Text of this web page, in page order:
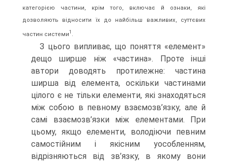
категорією частини, крім того, включає й ознаки, які
дозволяють відносити їх до найбільш важливих, суттєвих
частин системи1 .
З цього випливає, що поняття «елемент»
дещо ширше ніж «частина». Проте інші
автори доводять протилежне: частина
ширша від елемента, оскільки частинами
цілого є не тільки елементи, які знаходяться
між собою в певному взаємозв’язку, але й
самі взаємозв’язки між елементами. При
цьому, якщо елементи, володіючи певним
самостійним і якісним уособленням,
відрізняються від зв’язку, в якому вони